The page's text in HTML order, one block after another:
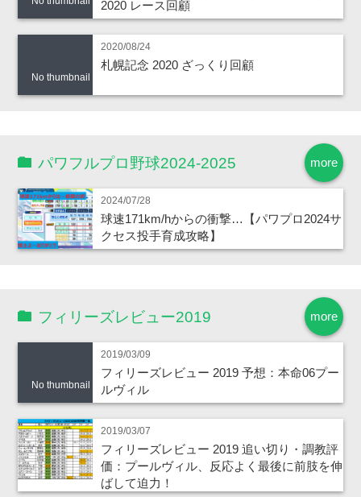
2020 レース回顧
No thumbnail
2020/08/24
札幌記念 2020 ざっくり回顧
more
パワフルプロ野球2024-2025
2024/07/28
球速171km/hからの衝撃…【パワプロ2024サ
クセス投手育成攻略】
more
フィリーズレビュー2019
No thumbnail
2019/03/09
フィリーズレビュー 2019 予想：本命06プー
ルヴィル
2019/03/07
フィリーズレビュー 2019 追い切り・調教評
価：プールヴィル、反応よく最後に前肢を伸
ばして迫力！